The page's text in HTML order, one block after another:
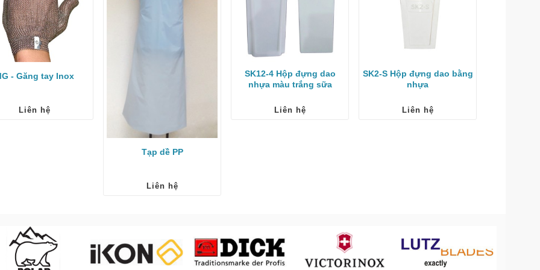
- Găng tay Inox
Liên hệ
Tạp dề PP
Liên hệ
SK12-4 Hộp đựng dao
nhựa màu trắng sữa
Liên hệ
SK2-S Hộp đựng dao bằng
nhựa
Liên hệ